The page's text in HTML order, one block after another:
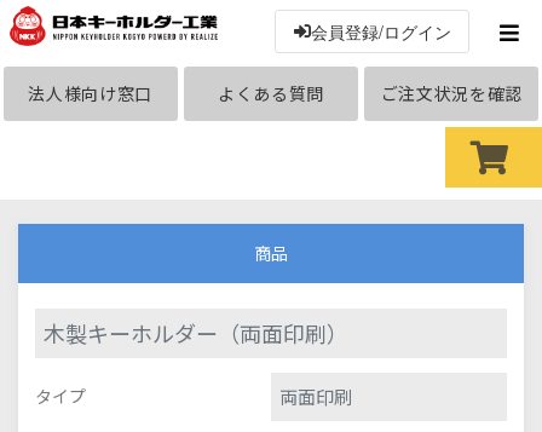
会員登録/ログイン
法人様向け窓口 よくある質問 ご注文状況を確認
商品
木製キーホルダー（両面印刷）
タイプ 両面印刷